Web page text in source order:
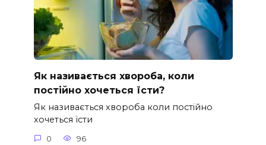
Як називається хвороба, коли
постійно хочеться їсти?
Як називається хвороба коли постійно
хочеться їсти
0 96